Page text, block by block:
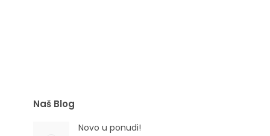
Naš Blog
Novo u ponudi!